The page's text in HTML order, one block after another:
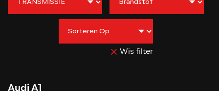
Wis filter
Audi A1